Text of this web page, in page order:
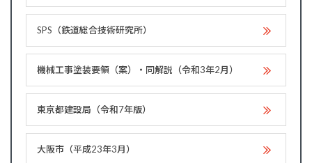
SPS（鉄道総合技術研究所）
機械工事塗装要領（案）・同解説（令和3年2月）
東京都建設局（令和7年版）
大阪市（平成23年3月）